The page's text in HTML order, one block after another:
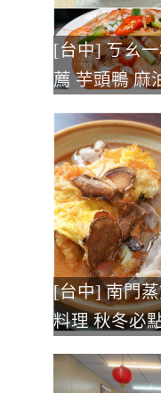
[台中] ㄎㄠ
薦 芋頭鴨 麻
[台中] 南門
料理 秋冬必